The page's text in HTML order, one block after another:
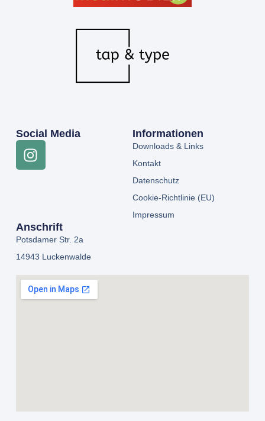
Social Media Informationen
Downloads & Links
Kontakt
Datenschutz
Cookie-Richtlinie (EU)
Impressum
Anschrift
Potsdamer Str. 2a
14943 Luckenwalde